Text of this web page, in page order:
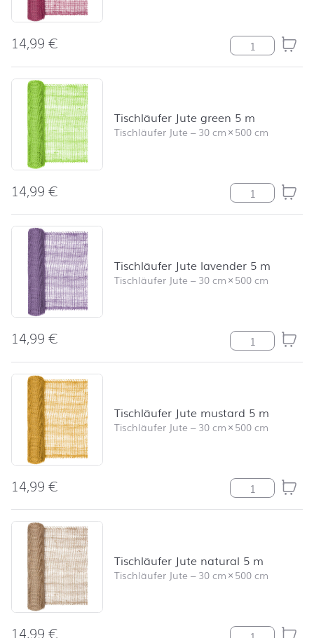
14,99€ Tischläufer
Tischläufer Jute green 5 m
Tischläufer Jute –30 cm×500 cm
14,99€ Tischläufer
Tischläufer Jute lavender 5 m
Tischläufer Jute –30 cm×500 cm
14,99€ Tischläufer
Tischläufer Jute mustard 5 m
Tischläufer Jute –30 cm×500 cm
14,99€ Tischläufer
Tischläufer Jute natural 5 m
Tischläufer Jute –30 cm×500 cm
14,99€ Tischläufer